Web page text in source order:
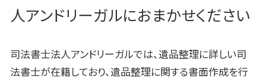
人アンドリーガルにおまかせください
司法書士法人アンドリーガルでは、遺品整理に詳しい司
法書士が在籍しており、遺品整理に関する書面作成を行